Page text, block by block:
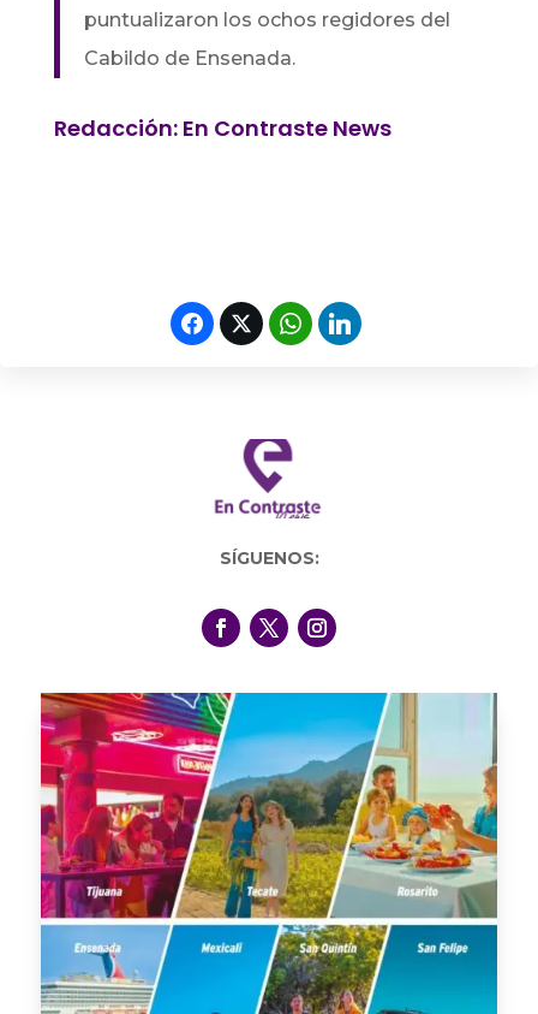
puntualizaron los ochos regidores del
Cabildo de Ensenada.
Redacción: En Contraste News
SÍGUENOS: